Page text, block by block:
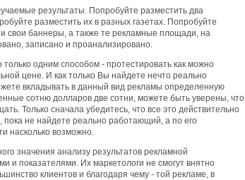
результаты. Попробуйте разместить два
разместить их в разных газетах. Попробуйте
свои баннеры, а также те рекламные площади, на
записано и проанализировано.
одним способом - протестировать как можно
цене. И как только Вы найдете нечто реально
вкладывать в данный вид рекламы определенную
сотню долларов две сотни, можете быть уверены, что
Только сначала убедитесь, что все это действительно
не найдете реально работающий, а по его
насколько возможно.
значения анализу результатов рекламной
и показателями. Их маркетологи не смогут внятно
клиентов и благодаря чему - той рекламе, в